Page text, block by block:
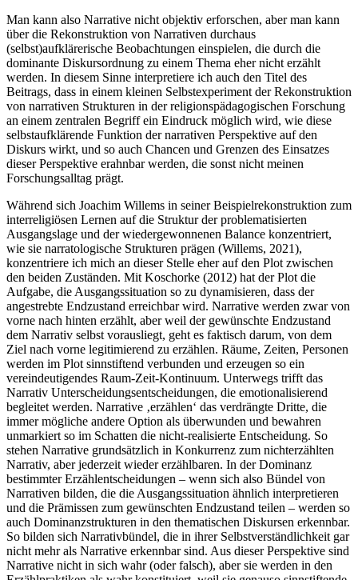
Man kann also Narrative nicht objektiv erforschen, aber man kann
über die Rekonstruktion von Narrativen durchaus
(selbst)aufklärerische Beobachtungen einspielen, die durch die
dominante Diskursordnung zu einem Thema eher nicht erzählt
werden. In diesem Sinne interpretiere ich auch den Titel des
Beitrags, dass in einem kleinen Selbstexperiment der Rekonstruktion
von narrativen Strukturen in der religionspädagogischen Forschung
an einem zentralen Begriff ein Eindruck möglich wird, wie diese
selbstaufklärende Funktion der narrativen Perspektive auf den
Diskurs wirkt, und so auch Chancen und Grenzen des Einsatzes
dieser Perspektive erahnbar werden, die sonst nicht meinen
Forschungsalltag prägt.
Während sich Joachim Willems in seiner Beispielrekonstruktion zum
interreligiösen Lernen auf die Struktur der problematisierten
Ausgangslage und der wiedergewonnenen Balance konzentriert,
wie sie narratologische Strukturen prägen (Willems, 2021),
konzentriere ich mich an dieser Stelle eher auf den Plot zwischen
den beiden Zuständen. Mit Koschorke (2012) hat der Plot die
Aufgabe, die Ausgangssituation so zu dynamisieren, dass der
angestrebte Endzustand erreichbar wird. Narrative werden zwar von
vorne nach hinten erzählt, aber weil der gewünschte Endzustand
dem Narrativ selbst vorausliegt, geht es faktisch darum, von dem
Ziel nach vorne legitimierend zu erzählen. Räume, Zeiten, Personen
werden im Plot sinnstiftend verbunden und erzeugen so ein
vereindeutigendes Raum-Zeit-Kontinuum. Unterwegs trifft das
Narrativ Unterscheidungsentscheidungen, die emotionalisierend
begleitet werden. Narrative ‚erzählen‘ das verdrängte Dritte, die
immer mögliche andere Option als überwunden und bewahren
unmarkiert so im Schatten die nicht-realisierte Entscheidung. So
stehen Narrative grundsätzlich in Konkurrenz zum nichterzählten
Narrativ, aber jederzeit wieder erzählbaren. In der Dominanz
bestimmter Erzählentscheidungen – wenn sich also Bündel von
Narrativen bilden, die die Ausgangssituation ähnlich interpretieren
und die Prämissen zum gewünschten Endzustand teilen – werden so
auch Dominanzstrukturen in den thematischen Diskursen erkennbar.
So bilden sich Narrativbündel, die in ihrer Selbstverständlichkeit gar
nicht mehr als Narrative erkennbar sind. Aus dieser Perspektive sind
Narrative nicht in sich wahr (oder falsch), aber sie werden in den